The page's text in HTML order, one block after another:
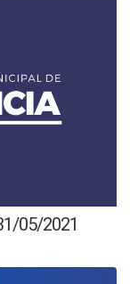
05/2021